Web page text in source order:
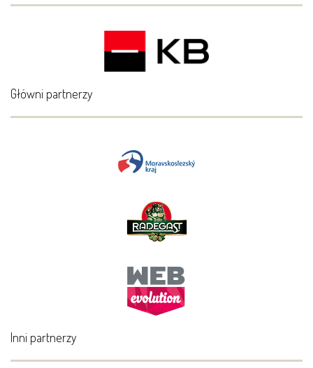
Główni partnerzy
Inni partnerzy